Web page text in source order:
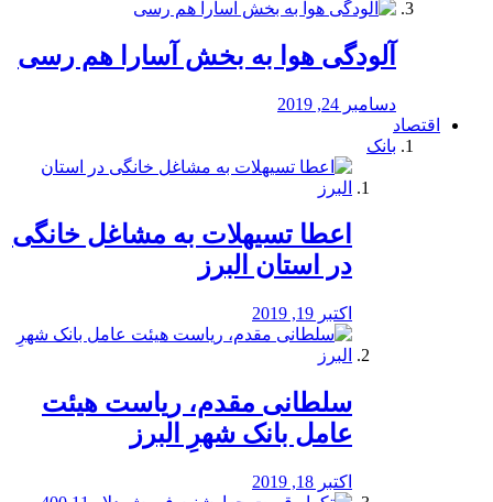
آلودگی هوا به بخش آسارا هم رسی
دسامبر 24, 2019
اقتصاد
بانک
️اعطا تسیهلات به مشاغل خانگی
در استان البرز
اکتبر 19, 2019
سلطانی مقدم، ریاست هیئت
عامل بانک شهرِ البرز
اکتبر 18, 2019